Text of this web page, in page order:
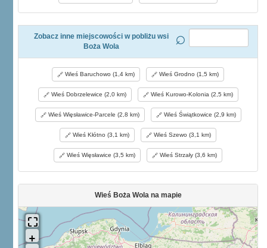
Zobacz inne miejscowości w pobliżu wsi
Boża Wola
Wieś Baruchowo (1,4 km) Wieś Grodno (1,5 km)
Wieś Dobrzelewice (2,0 km) Wieś Kurowo-Kolonia (2,5 km)
Wieś Więsławice-Parcele (2,8 km) Wieś Świątkowice (2,9 km)
Wieś Kłótno (3,1 km) Wieś Szewo (3,1 km)
Wieś Więsławice (3,5 km) Wieś Strzały (3,6 km)
Wieś Boża Wola na mapie